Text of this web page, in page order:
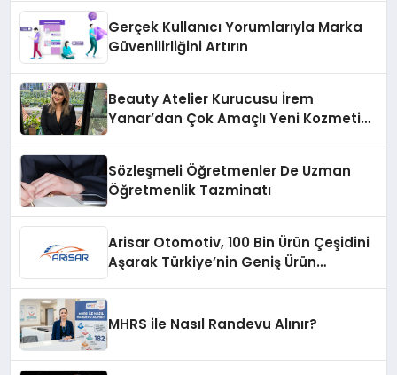
Gerçek Kullanıcı Yorumlarıyla Marka
Güvenilirliğini Artırın
Beauty Atelier Kurucusu İrem
Yanar’dan Çok Amaçlı Yeni Kozmetik
Sözleşmeli Öğretmenler De Uzman
Öğretmenlik Tazminatı
Arisar Otomotiv, 100 Bin Ürün Çeşidini
Aşarak Türkiye’nin Geniş Ürün
MHRS ile Nasıl Randevu Alınır?